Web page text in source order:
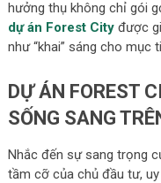
hưởng thụ không chỉ gói
dự án Forest Cityđược
như “khai” sáng cho mục
DỰ ÁN FOREST
SỐNG SANG
Nhắc đến sự sang trọng
tầm cỡ của chủ đầu tư,